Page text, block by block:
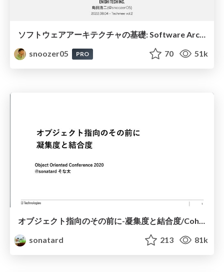
ソフトウェアアーキテクチャの基礎: Software Architecture in a Nutshell
snoozer05
PRO 70 51k
オブジェクト指向のその前に-凝集度と結合度/Coheision-Coupling
sonatard
213 81k